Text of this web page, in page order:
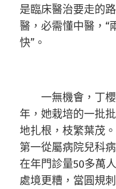
是臨床醫治要走的
醫，必需懂中醫，“
快”。
一無機會，丁
年，她栽培的一批
地扎根，枝繁葉茂
第一從屬病院兒科
在年門診量50多萬
處境更糟，當圓規